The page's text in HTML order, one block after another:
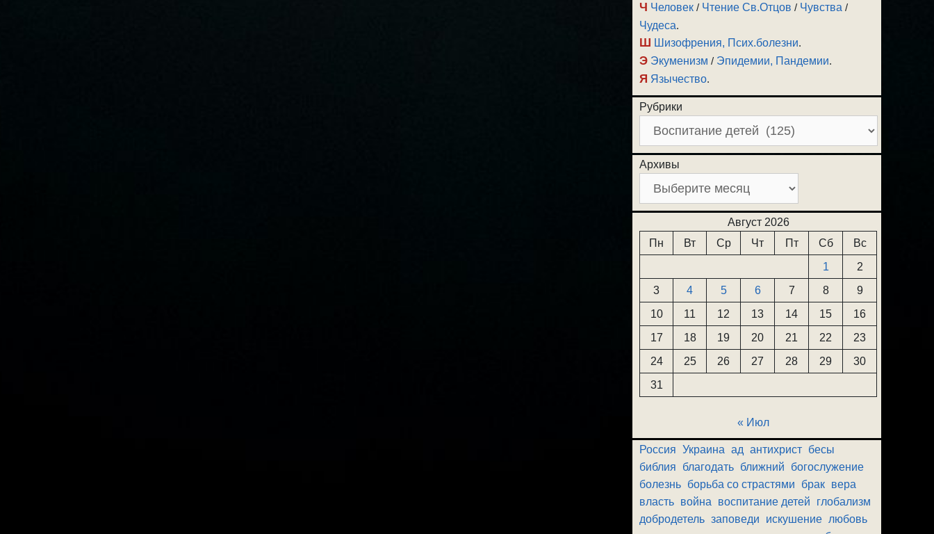
Ч Человек / Чтение Св.Отцов / Чувства /
Чудеса.
Ш Шизофрения, Псих.болезни.
Э Экуменизм / Эпидемии, Пандемии.
Я Язычество.
Рубрики
Архивы
Август 2026
Пн
Вт Ср Чт Пт Сб
Вс
1
2
3
4 5 6 7 8
9
10
11 12 13 14 15
16
17
18 19 20 21 22
23
24
25 26 27 28 29
30
31
« Июл
Россия Украина ад антихрист бесы
библия
благодать ближний
богослужение
болезнь борьба со страстями брак вера
власть война воспитание детей
глобализм
добродетель заповеди искушение любовь